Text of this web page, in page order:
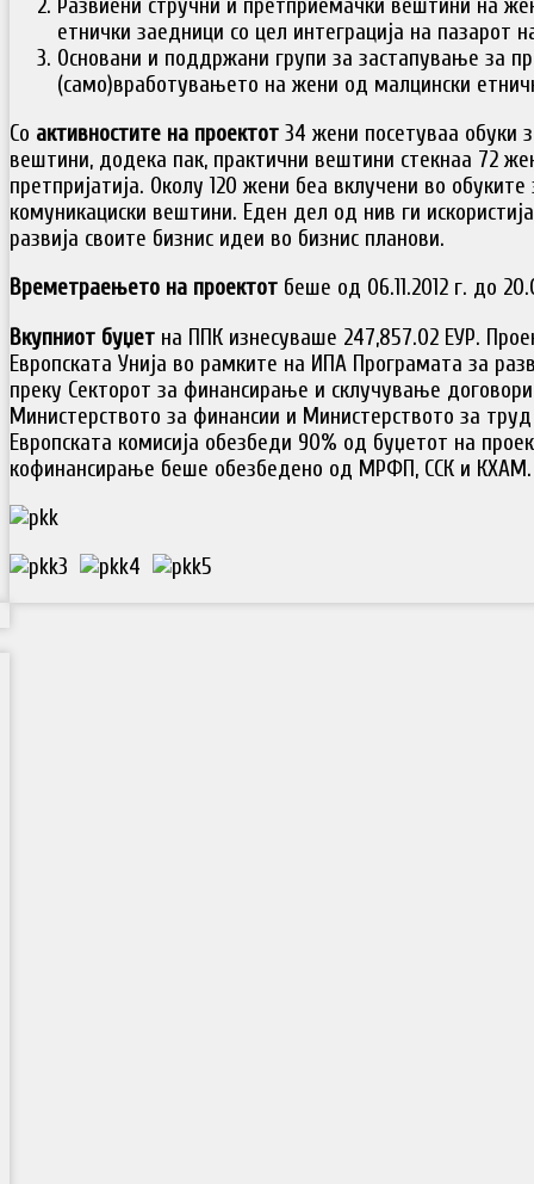
Развиени стручни и претприемачки вештини на
етнички заедници со цел интеграција на пазарот
Основани и поддржани групи за застапување за
(само)вработувањето на жени од малцински
Со активностите на проектот 34 жени посетуваа обуки
вештини, додека пак, практични вештини стекнаа 72
претпријатија. Околу 120 жени беа вклучени во
комуникациски вештини. Еден дел од нив ги
развија своите бизнис идеи во бизнис планови.
Времетраењето на проектот беше од 06.11.2012 г. до
Вкупниот буџет на ППК изнесуваше 247,857.02 ЕУР.
Европската Унија во рамките на ИПА Програмата за
преку Секторот за финансирање и склучување
Министерството за финансии и Министерството за
Европската комисија обезбеди 90% од буџетот на
кофинансирање беше обезбедено од МРФП, ССК и КХАМ.